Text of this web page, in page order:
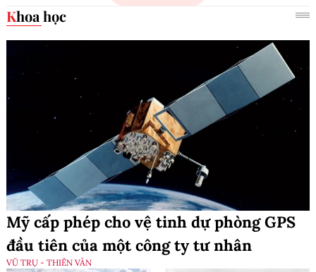
Khoa học
Mỹ cấp phép cho vệ tinh dự phòng GPS
đầu tiên của một công ty tư nhân
VŨ TRỤ - THIÊN VĂN